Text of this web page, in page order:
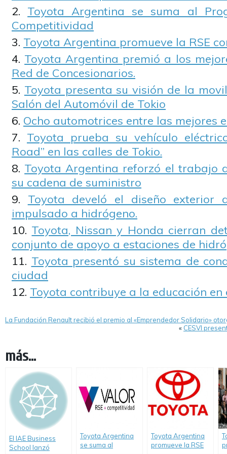
Toyota Argentina se suma al
Competitividad
Toyota Argentina promueve la RSE
Toyota Argentina premió a los
Red de Concesionarios.
Toyota presenta su visión de la
Salón del Automóvil de Tokio
Ocho automotrices entre las mejores
Toyota prueba su vehículo
Road” en las calles de Tokio.
Toyota Argentina reforzó el trabajo
su cadena de suministro
Toyota develó el diseño exterior
impulsado a hidrógeno.
Toyota, Nissan y Honda cierran
conjunto de apoyo a estaciones de
Toyota presentó su sistema de
ciudad
Toyota contribuye a la educación en
La Fundación Renault recibió el premio al «Emprendedor Solidario»
« CESVI
más...
El IAE Business
School lanzó
Toyota Argentina
se suma al
Toyota Argentina
promueve la RSE